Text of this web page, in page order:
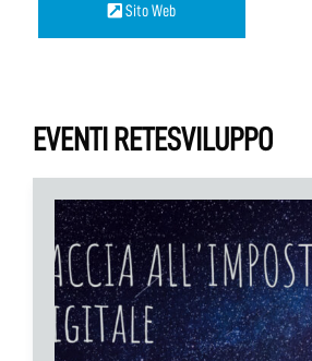
Sito Web
EVENTI RETESVILUPPO